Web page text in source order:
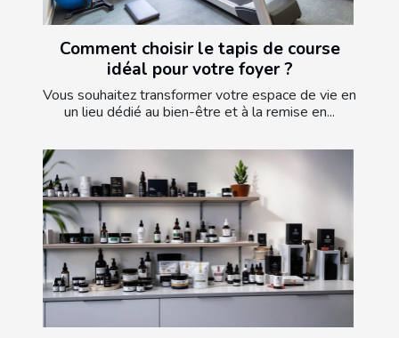
Comment choisir le tapis de course
idéal pour votre foyer ?
Vous souhaitez transformer votre espace de vie en
un lieu dédié au bien-être et à la remise en...